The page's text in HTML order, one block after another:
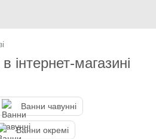
інтернет-магазині
Ванни чавунні
Ванни окремі